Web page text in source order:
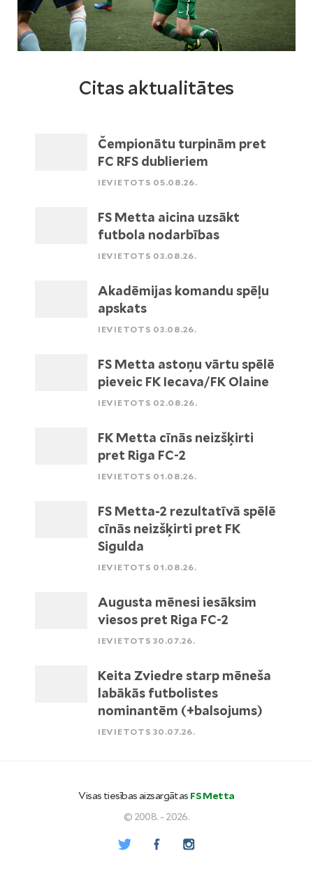
Citas aktualitātes
Čempionātu turpinām pret
FC RFS dublieriem
IEVIETOTS 05.08.26.
FS Metta aicina uzsākt
futbola nodarbības
IEVIETOTS 03.08.26.
Akadēmijas komandu spēļu
apskats
IEVIETOTS 03.08.26.
FS Metta astoņu vārtu spēlē
pieveic FK Iecava/FK Olaine
IEVIETOTS 02.08.26.
FK Metta cīnās neizšķirti
pret Riga FC-2
IEVIETOTS 01.08.26.
FS Metta-2 rezultatīvā spēlē
cīnās neizšķirti pret FK
Sigulda
IEVIETOTS 01.08.26.
Augusta mēnesi iesāksim
viesos pret Riga FC-2
IEVIETOTS 30.07.26.
Keita Zviedre starp mēneša
labākās futbolistes
nominantēm (+balsojums)
IEVIETOTS 30.07.26.
Visas tiesības aizsargātas FS Metta
© 2008. - 2026.